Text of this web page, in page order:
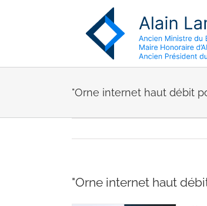
"Orne internet haut débit
"Orne internet haut